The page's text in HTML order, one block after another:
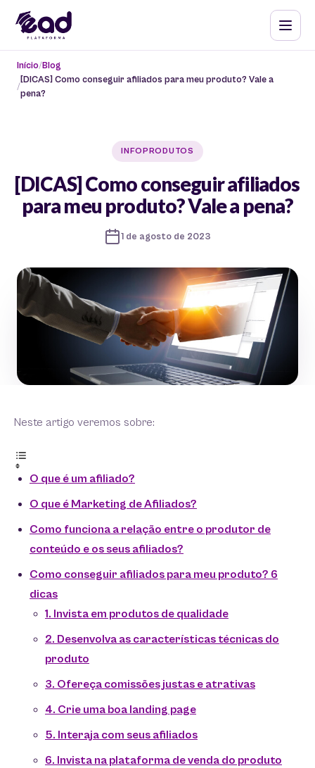
Início Blog
[DICAS] Como conseguir afiliados para meu produto? Vale a
pena?
INFOPRODUTOS
[DICAS] Como conseguir afiliados
para meu produto? Vale a pena?
1 de agosto de 2023
Neste artigo veremos sobre:
O que é um afiliado?
O que é Marketing de Afiliados?
Como funciona a relação entre o produtor de
conteúdo e os seus afiliados?
Como conseguir afiliados para meu produto? 6
dicas
1. Invista em produtos de qualidade
2. Desenvolva as características técnicas do
produto
3. Ofereça comissões justas e atrativas
4. Crie uma boa landing page
5. Interaja com seus afiliados
6. Invista na plataforma de venda do produto